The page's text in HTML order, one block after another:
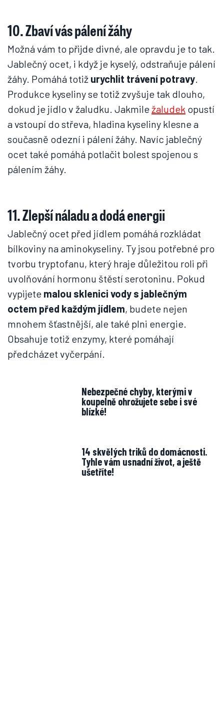
10. Zbaví vás pálení žáhy
Možná vám to přijde divné, ale opravdu je to tak.
Jablečný ocet, i když je kyselý, odstraňuje pálení
žáhy. Pomáhá totiž urychlit trávení potravy.
Produkce kyseliny se totiž zvyšuje tak dlouho,
dokud je jídlo v žaludku. Jakmiležaludek opustí
a vstoupí do střeva, hladina kyseliny klesne a
současně odezní i pálení žáhy. Navíc jablečný
ocet také pomáhá potlačit bolest spojenou s
pálením žáhy.
11. Zlepší náladu a dodá energii
Jablečný ocet před jídlem pomáhá rozkládat
bílkoviny na aminokyseliny. Ty jsou potřebné pro
tvorbu tryptofanu, který hraje důležitou roli při
uvolňování hormonu štěstí serotoninu. Pokud
vypijete malou sklenici vody s jablečným
octem před každým jídlem, budete nejen
mnohem šťastnější, ale také plni energie.
Obsahuje totiž enzymy, které pomáhají
předcházet vyčerpání.
Nebezpečné chyby, kterými v
koupelně ohrožujete sebe i své
blízké!
14 skvělých triků do domácnosti.
Tyhle vám usnadní život, a ještě
ušetříte!